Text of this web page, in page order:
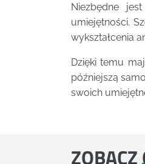
Niezbędne
umiejętności.
wykształcenia
Dzięki temu
późniejszą
swoich
ZOBACZ